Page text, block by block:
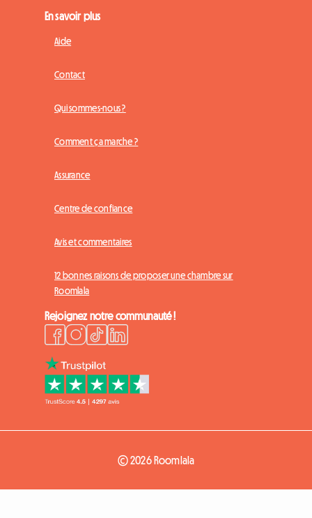
En savoir plus
Aide
Contact
Qui sommes-nous ?
Comment ça marche ?
Assurance
Centre de confiance
Avis et commentaires
12 bonnes raisons de proposer une chambre sur
Roomlala
Rejoignez notre communauté !
© 2026 Roomlala